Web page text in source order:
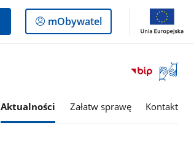
Logowanie
do
mObywatel
Otwórz
okno
Aktualności Załatw sprawę Kontakt